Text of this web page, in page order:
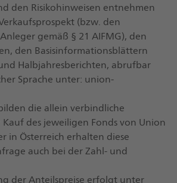
den Risikohinweisen entnehmen
(bzw. den
gemäß § 21 AIFMG), den
den Basisinformationsblättern
Halbjahresberichten, abrufbar
Sprache unter: union-
die allein verbindliche
des jeweiligen Fonds von Union
in Österreich erhalten diese
auch bei der Zahl- und
der Anteilspreise erfolgt unter